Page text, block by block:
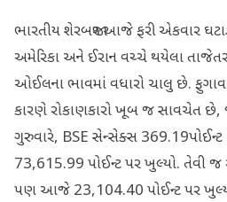
ભારતીય શેરબજાર આજે ફરી એકવાર
અમેરિકા અને ઈરાન વચ્ચે થયેલા
ઓઈલના ભાવમાં વધારો ચાલુ છે.
કારણે રોકાણકારો ખૂબ જ સાવચેત છે,
ગુરુવારે, BSE સેન્સેક્સ 369.19પોઈન્ટ
73,615.99 પોઈન્ટ પર ખુલ્યો. તેવી જ
પણ આજે 23,104.40 પોઈન્ટ પર